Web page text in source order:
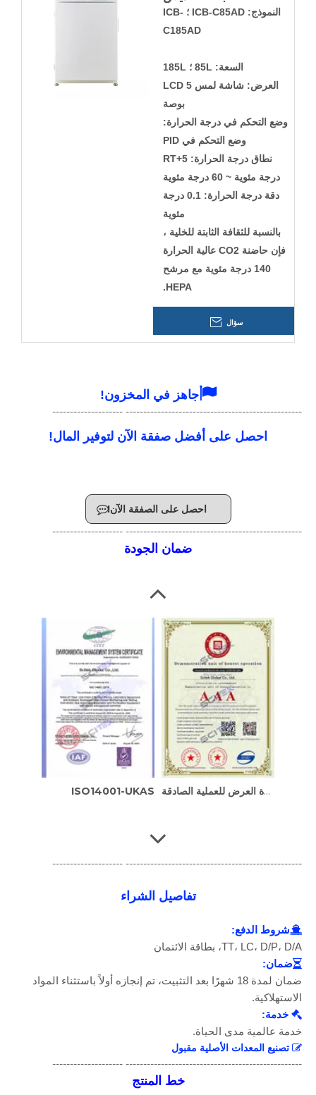
النموذج: ICB-C85AD ؛ ICB-
C185AD
السعة: 85L ؛ 185L
العرض: شاشة لمس LCD 5
بوصة
وضع التحكم في درجة الحرارة:
وضع التحكم في PID
نطاق درجة الحرارة: RT+5
درجة مئوية ~ 60 درجة مئوية
دقة درجة الحرارة: 0.1 درجة
مئوية
بالنسبة للثقافة الثابتة للخلية ،
فإن حاضنة CO2 عالية الحرارة
140 درجة مئوية مع مرشح
HEPA.
سؤال
جاهز في المخزون!
-------------------------------------------------- --------------------
احصل على أفضل صفقة الآن لتوفير المال!
احصل على الصفقة الآن!
-------------------------------------------------- --------------------
ضمان الجودة
ISO9001-UKAS
ISO45001-UKAS
ISO14001-UKAS وحدة العرض للعملية الصادقة
شهادة التصنيف الائتماني للمؤسسة
-------------------------------------------------- --------------------
تفاصيل الشراء
شروط الدفع:
TT، LC، D/P، D/A، بطاقة الائتمان
ضمان:
ضمان لمدة 18 شهرًا بعد التثبيت، تم إنجازه أولاً باستثناء المواد
الاستهلاكية.
 خدمة:
خدمة عالمية مدى الحياة.
 تصنيع المعدات الأصلية مقبول
-------------------------------------------------- --------------------
خط المنتج